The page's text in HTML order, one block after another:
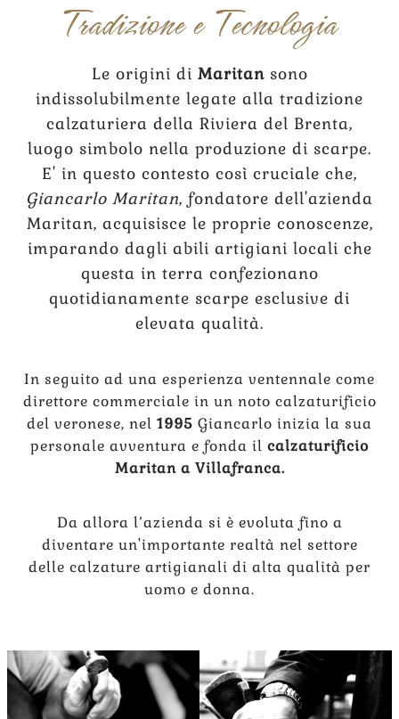
Tradizione e Tecnologia
Le origini di Maritan sono
indissolubilmente legate alla tradizione
calzaturiera della Riviera del Brenta,
luogo simbolo nella produzione di scarpe.
E' in questo contesto così cruciale che,
Giancarlo Maritan, fondatore dell'azienda
Maritan, acquisisce le proprie conoscenze,
imparando dagli abili artigiani locali che
questa in terra confezionano
quotidianamente scarpe esclusive di
elevata qualità.
In seguito ad una esperienza ventennale come
direttore commerciale in un noto calzaturificio
del veronese, nel 1995 Giancarlo inizia la sua
personale avventura e fonda il calzaturificio
Maritan a Villafranca.
Da allora l’azienda si è evoluta fino a
diventare un'importante realtà nel settore
delle calzature artigianali di alta qualità per
uomo e donna.